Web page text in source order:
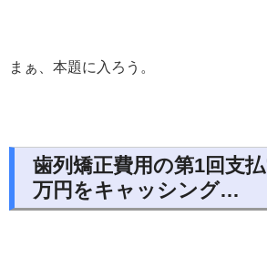
まぁ、本題に入ろう。
歯列矯正費用の第1回支
万円をキャッシング…